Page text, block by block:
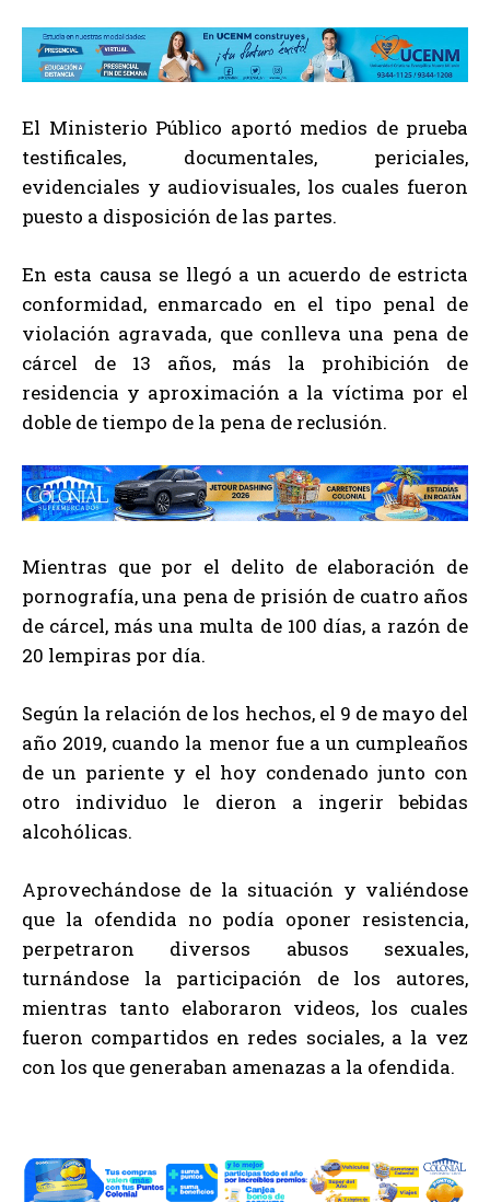
El Ministerio Público aportó medios de prueba
testificales, documentales, periciales,
evidenciales y audiovisuales, los cuales fueron
puesto a disposición de las partes.
En esta causa se llegó a un acuerdo de estricta
conformidad, enmarcado en el tipo penal de
violación agravada, que conlleva una pena de
cárcel de 13 años, más la prohibición de
residencia y aproximación a la víctima por el
doble de tiempo de la pena de reclusión.
Mientras que por el delito de elaboración de
pornografía, una pena de prisión de cuatro años
de cárcel, más una multa de 100 días, a razón de
20 lempiras por día.
Según la relación de los hechos, el 9 de mayo del
año 2019, cuando la menor fue a un cumpleaños
de un pariente y el hoy condenado junto con
otro individuo le dieron a ingerir bebidas
alcohólicas.
Aprovechándose de la situación y valiéndose
que la ofendida no podía oponer resistencia,
perpetraron diversos abusos sexuales,
turnándose la participación de los autores,
mientras tanto elaboraron videos, los cuales
fueron compartidos en redes sociales, a la vez
con los que generaban amenazas a la ofendida.